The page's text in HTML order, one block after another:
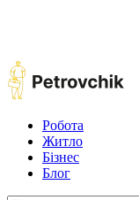
Робота
Житло
Бізнес
Блог